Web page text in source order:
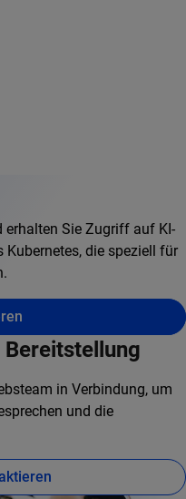
erhalten Sie Zugriff auf KI-
Kubernetes, die speziell für
in Verbindung, um
und die